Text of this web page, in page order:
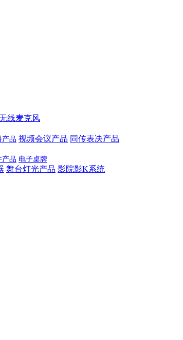
线麦克风
产品 视频会议产品 同传表决产品
产品 电子桌牌
舞台灯光产品 影院影K系统